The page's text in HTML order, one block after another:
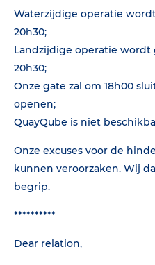
Waterzijdige operatie
20h30;
Landzijdige operatie wordt
20h30;
Onze gate zal om 18h00
openen;
QuayQube is niet
Onze excuses voor de
kunnen veroorzaken. Wij
begrip.
**********
Dear relation,